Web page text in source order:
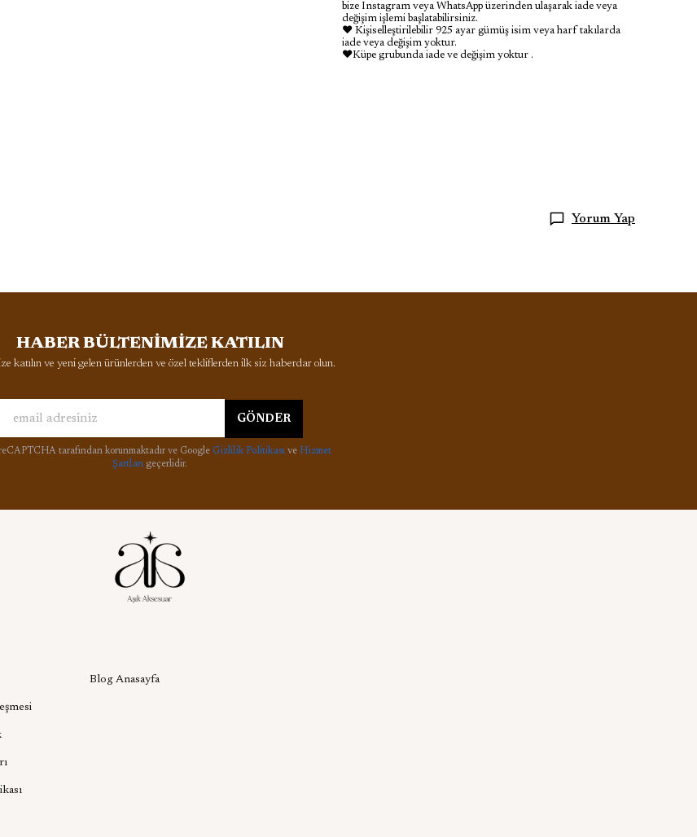
bize Instagram veya WhatsApp üzerinden ulaşarak iade veya
değişim işlemi başlatabilirsiniz.
♥ Kişiselleştirilebilir 925 ayar gümüş isim veya harf takılarda
iade veya değişim yoktur.
♥Küpe grubunda iade ve değişim yoktur .
Yorum Yap
HABER BÜLTENİMİZE KATILIN
katılın ve yeni gelen ürünlerden ve özel tekliflerden ilk siz haberdar olun.
GÖNDER
tarafından korunmaktadır ve Google Gizlilik Politikasıve Hizmet
Şartları geçerlidir.
Blog Anasayfa